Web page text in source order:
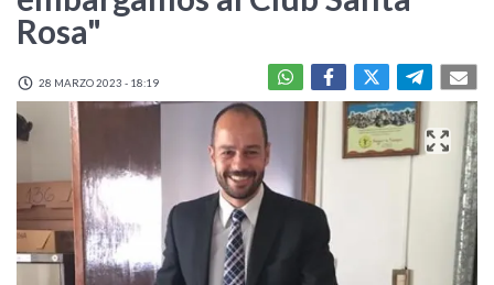
Rosa"
28 MARZO 2023 - 18:19